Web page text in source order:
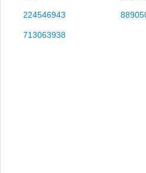
224546943
713063938